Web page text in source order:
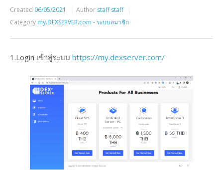
Created 06/05/2021 Author staff staff
Category my.DEXSERVER.com - ระบบสมาชิก
1.Login เข้าสู่ระบบ https://my.dexserver.com/